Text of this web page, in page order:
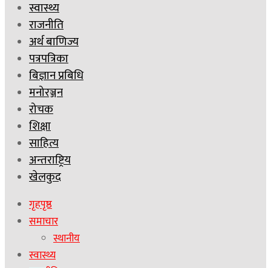
स्वास्थ्य
राजनीति
अर्थ बाणिज्य
पत्रपत्रिका
बिज्ञान प्रबिधि
मनोरञ्जन
रोचक
शिक्षा
साहित्य
अन्तराष्ट्रिय
खेलकुद
गृहपृष्ठ
समाचार
स्थानीय
स्वास्थ्य